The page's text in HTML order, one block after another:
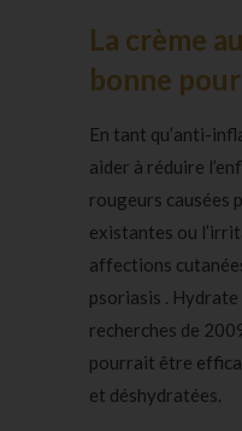
La crème
bonne
En tant qu’anti-
aider à réduire
rougeurs causées
existantes ou
affections
psoriasis . Hydrate
recherches de
pourrait être
et déshydratées.